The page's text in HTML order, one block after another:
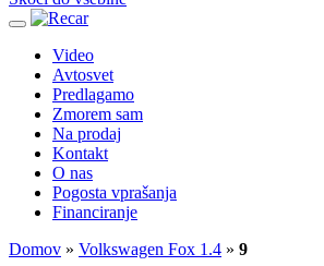
Video
Avtosvet
Predlagamo
Zmorem sam
Na prodaj
Kontakt
O nas
Pogosta vprašanja
Financiranje
Domov » Volkswagen Fox 1.4 » 9